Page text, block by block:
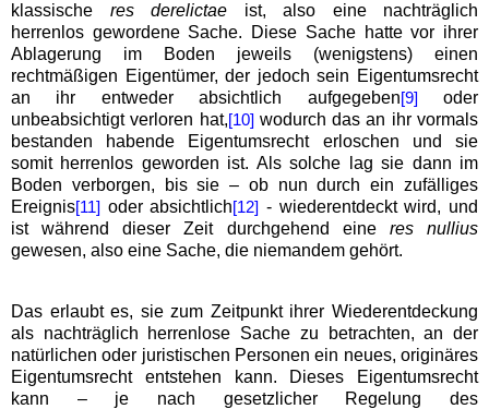
klassische res derelictae ist, also eine nachträglich
herrenlos gewordene Sache. Diese Sache hatte vor ihrer
Ablagerung im Boden jeweils (wenigstens) einen
rechtmäßigen Eigentümer, der jedoch sein Eigentumsrecht
an ihr entweder absichtlich aufgegeben[9]oder
unbeabsichtigt verloren hat,[10]wodurch das an ihr vormals
bestanden habende Eigentumsrecht erloschen und sie
somit herrenlos geworden ist. Als solche lag sie dann im
Boden verborgen, bis sie – ob nun durch ein zufälliges
Ereignis[11] oder absichtlich[12] - wiederentdeckt wird, und
ist während dieser Zeit durchgehend eine res nullius
gewesen, also eine Sache, die niemandem gehört.
Das erlaubt es, sie zum Zeitpunkt ihrer Wiederentdeckung
als nachträglich herrenlose Sache zu betrachten, an der
natürlichen oder juristischen Personen ein neues, originäres
Eigentumsrecht entstehen kann. Dieses Eigentumsrecht
kann – je nach gesetzlicher Regelung des